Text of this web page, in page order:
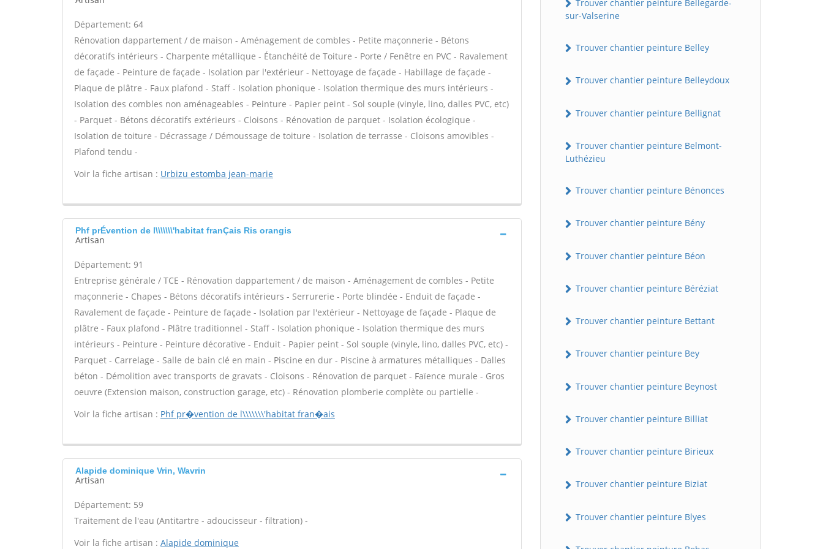
Département: 64
Rénovation dappartement / de maison - Aménagement de combles - Petite maçonnerie - Bétons
décoratifs intérieurs - Charpente métallique - Étanchéité de Toiture - Porte / Fenêtre en PVC - Ravalement
de façade - Peinture de façade - Isolation par l'extérieur - Nettoyage de façade - Habillage de façade -
Plaque de plâtre - Faux plafond - Staff - Isolation phonique - Isolation thermique des murs intérieurs -
Isolation des combles non aménageables - Peinture - Papier peint - Sol souple (vinyle, lino, dalles PVC, etc)
- Parquet - Bétons décoratifs extérieurs - Cloisons - Rénovation de parquet - Isolation écologique -
Isolation de toiture - Décrassage / Démoussage de toiture - Isolation de terrasse - Cloisons amovibles -
Plafond tendu -
Voir la fiche artisan : Urbizu estomba jean-marie
Phf prÉvention de l\\\\\\\'habitat franÇais Ris orangis
Artisan
Département: 91
Entreprise générale / TCE - Rénovation dappartement / de maison - Aménagement de combles - Petite
maçonnerie - Chapes - Bétons décoratifs intérieurs - Serrurerie - Porte blindée - Enduit de façade -
Ravalement de façade - Peinture de façade - Isolation par l'extérieur - Nettoyage de façade - Plaque de
plâtre - Faux plafond - Plâtre traditionnel - Staff - Isolation phonique - Isolation thermique des murs
intérieurs - Peinture - Peinture décorative - Enduit - Papier peint - Sol souple (vinyle, lino, dalles PVC, etc) -
Parquet - Carrelage - Salle de bain clé en main - Piscine en dur - Piscine à armatures métalliques - Dalles
béton - Démolition avec transports de gravats - Cloisons - Rénovation de parquet - Faïence murale - Gros
oeuvre (Extension maison, construction garage, etc) - Rénovation plomberie complète ou partielle -
Voir la fiche artisan : Phf pr�vention de l\\\\\\\'habitat fran�ais
Alapide dominique Vrin, Wavrin
Artisan
Département: 59
Traitement de l'eau (Antitartre - adoucisseur - filtration) -
Voir la fiche artisan : Alapide dominique
Trouver chantier peinture Bellegarde-
sur-Valserine
Trouver chantier peinture Belley
Trouver chantier peinture Belleydoux
Trouver chantier peinture Bellignat
Trouver chantier peinture Belmont-
Luthézieu
Trouver chantier peinture Bénonces
Trouver chantier peinture Bény
Trouver chantier peinture Béon
Trouver chantier peinture Béréziat
Trouver chantier peinture Bettant
Trouver chantier peinture Bey
Trouver chantier peinture Beynost
Trouver chantier peinture Billiat
Trouver chantier peinture Birieux
Trouver chantier peinture Biziat
Trouver chantier peinture Blyes